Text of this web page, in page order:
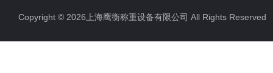
电子汽车衡
电子天平
Copyright © 2026上海鹰衡称重设备有限公司 All Rights